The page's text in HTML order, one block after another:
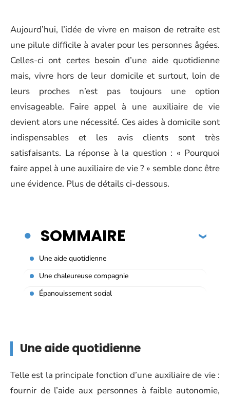
Aujourd’hui, l’idée de vivre en maison de retraite est
une pilule difficile à avaler pour les personnes âgées.
Celles-ci ont certes besoin d’une aide quotidienne
mais, vivre hors de leur domicile et surtout, loin de
leurs proches n’est pas toujours une option
envisageable. Faire appel à une auxiliaire de vie
devient alors une nécessité. Ces aides à domicile sont
indispensables et les avis clients sont très
satisfaisants. La réponse à la question : « Pourquoi
faire appel à une auxiliaire de vie ? » semble donc être
une évidence. Plus de détails ci-dessous.
SOMMAIRE
Une aide quotidienne
Une chaleureuse compagnie
Épanouissement social
Une aide quotidienne
Telle est la principale fonction d’une auxiliaire de vie :
fournir de l’aide aux personnes à faible autonomie,